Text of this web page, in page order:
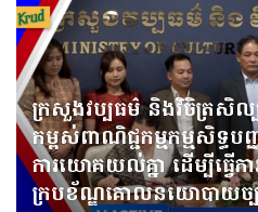
ក្រសួងវប្បធម៌ និងវិចិត្រសិ
កម្ពស់ពាណិជ្ជកម្មកម្មសិទ្ធប
ការយោគយល់គ្នា ដើម្បីធ្វើក
ក្របខ័ណ្ឌគោលនយោបាយច្